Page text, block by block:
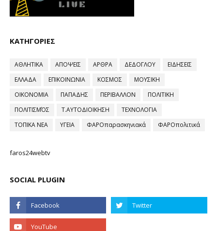
ΚΑΤΗΓΟΡΙΕΣ
ΑΘΛΗΤΙΚΑ ΑΠΟΨΕΙΣ ΑΡΘΡΑ ΔΕΔΟΓΛΟΥ
ΕΙΔΗΣΕΙΣ
ΕΛΛΑΔΑ
ΕΠΙΚΟΙΝΩΝΙΑ ΚΟΣΜΟΣ
ΜΟΥΣΙΚΗ
ΟΙΚΟΝΟΜΙΑ
ΠΑΠΑΔΗΣ ΠΕΡΙΒΑΛΛΟΝ
ΠΟΛΙΤΙΚΗ
ΠΟΛΙΤΙΣΜΌΣ
Τ.ΑΥΤΟΔΙΟΙΚΗΣΗ
ΤΕΧΝΟΛΟΓΙΑ
ΤΟΠΙΚΑ ΝΕΑ
ΥΓΕΙΑ ΦΑΡΟπαρασκηνιακά ΦΑΡΟπολιτικά
faros24webtv
SOCIAL PLUGIN